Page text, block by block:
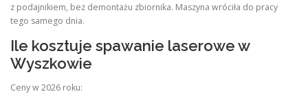
z podajnikiem, bez demontażu zbiornika. Maszyna wróciła do pracy
tego samego dnia.
Ile kosztuje spawanie laserowe w
Wyszkowie
Ceny w 2026 roku: